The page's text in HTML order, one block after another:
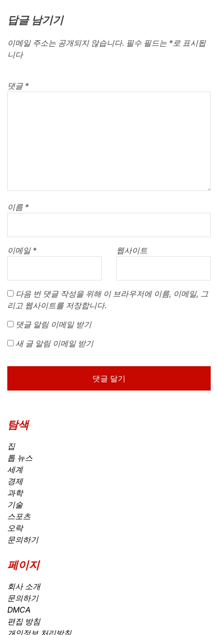
답글 남기기
이메일 주소는 공개되지 않습니다. 필수 필드는 * 로 표시됩
니다
댓글 *
이름 *
이메일 * 웹사이트
다음 번 댓글 작성을 위해 이 브라우저에 이름, 이메일, 그
리고 웹사이트를 저장합니다.
댓글 알림 이메일 받기
새 글 알림 이메일 받기
탐색
집
톱 뉴스
세계
경제
과학
기술
스포츠
오락
문의하기
페이지
회사 소개
문의하기
DMCA
편집 방침
개인정보 처리방침